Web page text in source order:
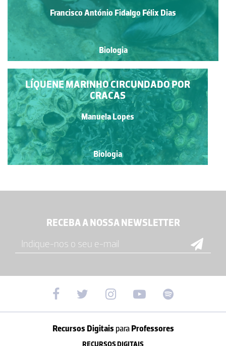
Francisco António Fidalgo Félix Dias
Biologia
LÍQUENE MARINHO CIRCUNDADO POR
CRACAS
Manuela Lopes
Biologia
RECEBA A NOSSA NEWSLETTER
Recursos Digitais paraProfessores
RECURSOS DIGITAIS